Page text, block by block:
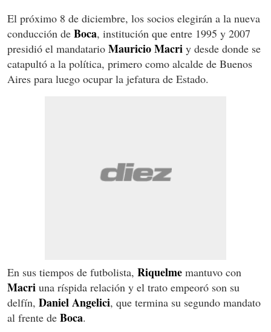
El próximo 8 de diciembre, los socios elegirán a la nueva
conducción de Boca, institución que entre 1995 y 2007
presidió el mandatario Mauricio Macri y desde donde se
catapultó a la política, primero como alcalde de Buenos
Aires para luego ocupar la jefatura de Estado.
En sus tiempos de futbolista, Riquelme mantuvo con
Macri una ríspida relación y el trato empeoró son su
delfín, Daniel Angelici, que termina su segundo mandato
al frente de Boca.